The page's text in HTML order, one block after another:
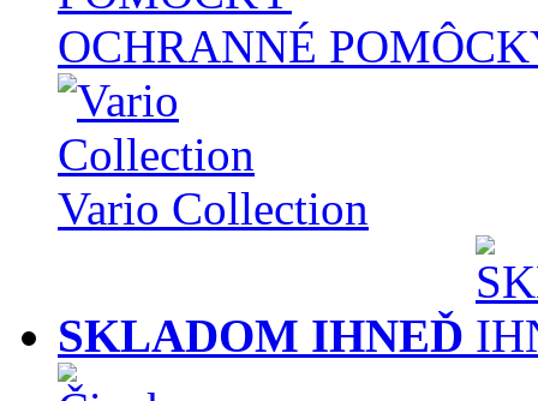
OCHRANNÉ
Vario Collection
SKLADOM IHNEĎ